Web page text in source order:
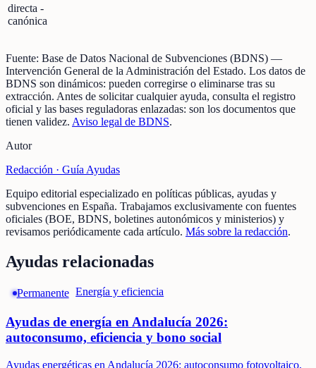
directa -
canónica
Fuente: Base de Datos Nacional de Subvenciones (BDNS) —
Intervención General de la Administración del Estado. Los datos de
BDNS son dinámicos: pueden corregirse o eliminarse tras su
extracción. Antes de solicitar cualquier ayuda, consulta el registro
oficial y las bases reguladoras enlazadas: son los documentos que
tienen validez. Aviso legal de BDNS.
Autor
Redacción · Guía Ayudas
Equipo editorial especializado en políticas públicas, ayudas y
subvenciones en España. Trabajamos exclusivamente con fuentes
oficiales (BOE, BDNS, boletines autonómicos y ministerios) y
revisamos periódicamente cada artículo. Más sobre la redacción.
Ayudas relacionadas
Permanente Energía y eficiencia
Ayudas de energía en Andalucía 2026:
autoconsumo, eficiencia y bono social
Ayudas energéticas en Andalucía 2026: autoconsumo fotovoltaico,